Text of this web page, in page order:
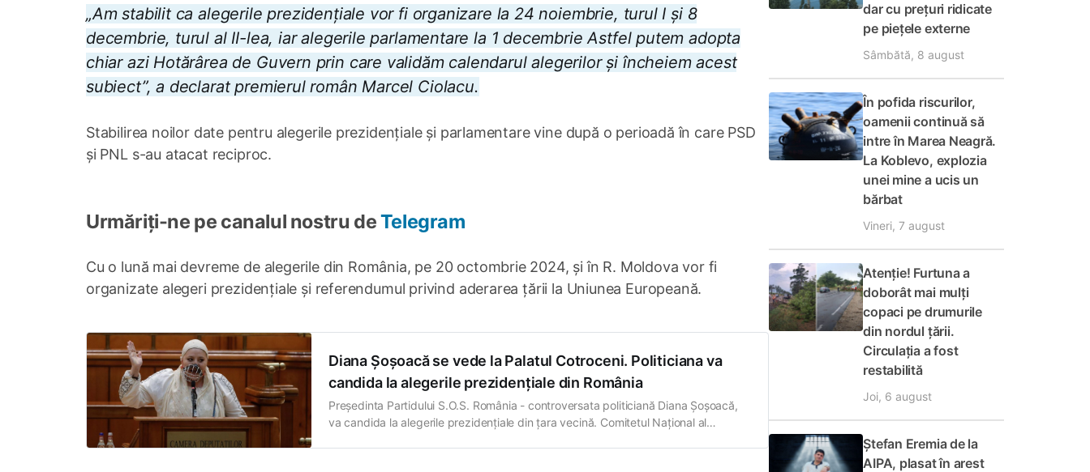
„Am stabilit ca alegerile prezidențiale vor fi organizare la 24 noiembrie, turul I și 8
decembrie, turul al II-lea, iar alegerile parlamentare la 1 decembrie Astfel putem adopta
chiar azi Hotărârea de Guvern prin care validăm calendarul alegerilor și încheiem acest
subiect”, a declarat premierul român Marcel Ciolacu.
Stabilirea noilor date pentru alegerile prezidențiale și parlamentare vine după o perioadă în care PSD
și PNL s-au atacat reciproc.
Urmăriți-ne pe canalul nostru deTelegram
Cu o lună mai devreme de alegerile din România, pe 20 octombrie 2024, și în R. Moldova vor fi
organizate alegeri prezidențiale și referendumul privind aderarea țării la Uniunea Europeană.
Diana Șoșoacă se vede la Palatul Cotroceni. Politiciana va
candida la alegerile prezidențiale din România
Președinta Partidului S.O.S. România - controversata politiciană Diana Șoșoacă,
va candida la alegerile prezidențiale din țara vecină. Comitetul Naţional al
dar cu prețuri ridicate
pe piețele externe
Sâmbătă, 8 august
În pofida riscurilor,
oamenii continuă să
intre în Marea Neagră.
La Koblevo, explozia
unei mine a ucis un
bărbat
Vineri, 7 august
Atenție! Furtuna a
doborât mai mulți
copaci pe drumurile
din nordul țării.
Circulația a fost
restabilită
Joi, 6 august
Ștefan Eremia de la
AIPA, plasat în arest